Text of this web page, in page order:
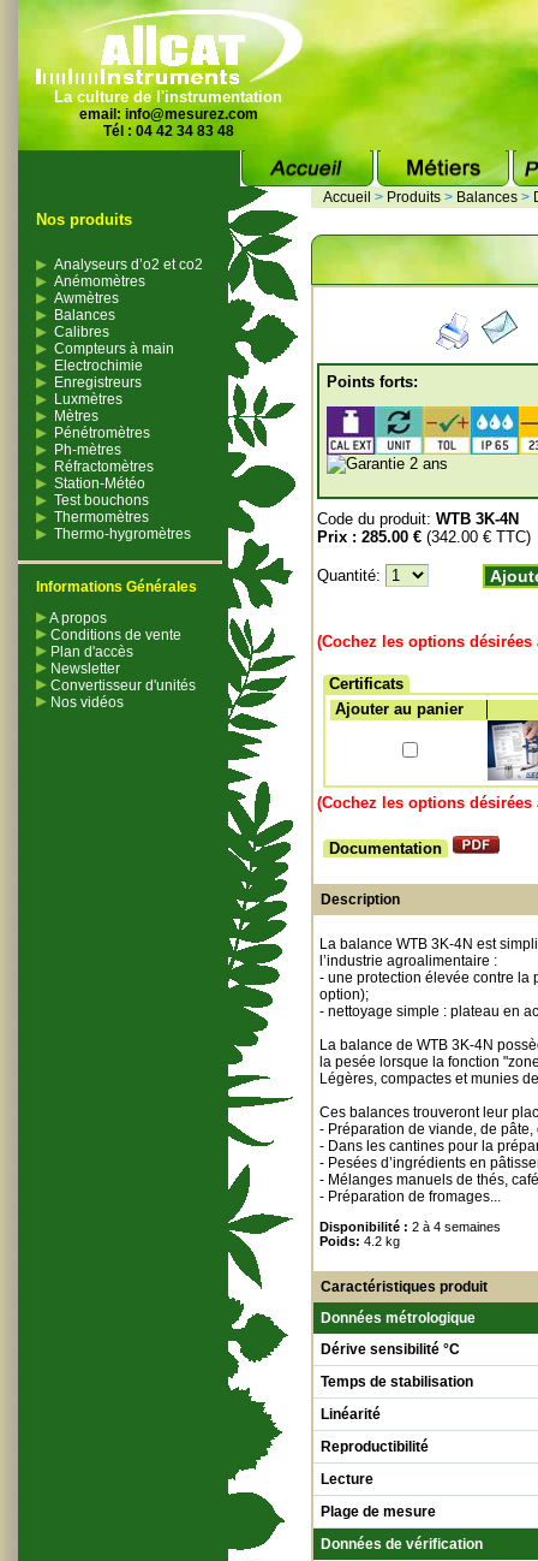
La culture de l'instrumentation
email: info@mesurez.com
Tél : 04 42 34 83 48
Nos produits
Analyseurs d’o2 et co2
Anémomètres
Awmètres
Balances
Calibres
Compteurs à main
Electrochimie
Enregistreurs
Luxmètres
Mètres
Pénétromètres
Ph-mètres
Réfractomètres
Station-Météo
Test bouchons
Thermomètres
Thermo-hygromètres
Informations Générales
A propos
Conditions de vente
Plan d'accès
Newsletter
Convertisseur d'unités
Nos vidéos
Accueil > Produits > Balances >
Points forts:
Code du produit: WTB 3K-4N
Prix : 285.00 € (342.00 € TTC)
Quantité:
(Cochez les options
Certificats
Ajouter au panier
(Cochez les options
Documentation
Description
La balance WTB 3K-4N est
l’industrie agroalimentaire :
- une protection élevée contre la
option);
- nettoyage simple : plateau en
La balance de WTB 3K-4N
la pesée lorsque la fonction
Légères, compactes et munies
Ces balances trouveront leur
- Préparation de viande, de
- Dans les cantines pour la
- Pesées d’ingrédients en
- Mélanges manuels de thés,
- Préparation de fromages...
Disponibilité : 2 à 4 semaines
Poids: 4.2 kg
Caractéristiques produit
Données métrologique
Dérive sensibilité °C
Temps de stabilisation
Linéarité
Reproductibilité
Lecture
Plage de mesure
Données de vérification